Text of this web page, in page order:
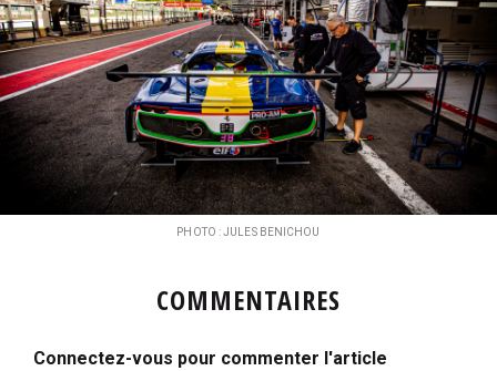
PHOTO : JULES BENICHOU
COMMENTAIRES
Connectez-vous pour commenter l'article